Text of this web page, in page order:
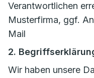
Verantwortlichen
Musterfirma, ggf.
Mail
2.
Wir haben unsere